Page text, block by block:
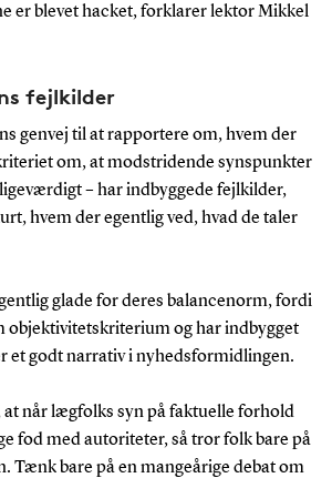
er blevet hacket, forklarer lektor Mikkel
fejlkilder
genvej til at rapportere om, hvem der
om, at modstridende synspunkter
– har indbyggede fejlkilder,
hvem der egentlig ved, hvad de taler
glade for deres balancenorm, fordi
objektivitetskriterium og har indbygget
et godt narrativ i nyhedsformidlingen.
at når lægfolks syn på faktuelle forhold
fod med autoriteter, så tror folk bare på
Tænk bare på en mangeårige debat om